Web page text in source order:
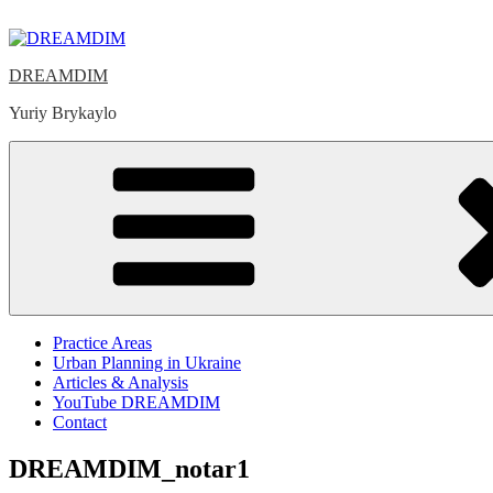
to
DREAMDIM
Yuriy Brykaylo
Practice Areas
Urban Planning in Ukraine
Articles & Analysis
YouTube DREAMDIM
Contact
DREAMDIM_notar1